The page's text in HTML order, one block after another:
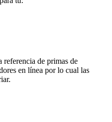
referencia de primas de
en línea por lo cual las